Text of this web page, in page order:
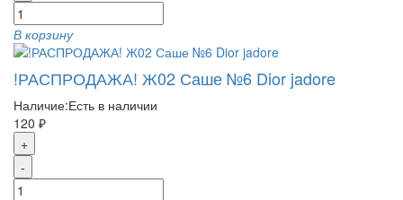
В корзину
!РАСПРОДАЖА! Ж02 Саше №6 Dior jadore
Наличие:Есть в наличии
120 ₽
+
-